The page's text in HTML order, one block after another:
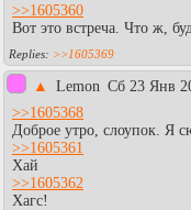
>>1605360
Вот это встреча. Что ж,
>>1605369
▲ Lemon Сб 23 Янв
>>1605368
Доброе утро, слоупок. Я
>>1605361
Хай
>>1605362
Хагс!